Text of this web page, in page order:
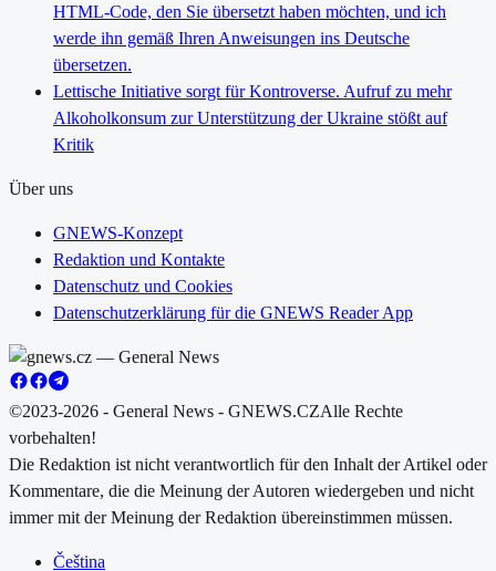
HTML-Code, den Sie übersetzt haben möchten, und ich
werde ihn gemäß Ihren Anweisungen ins Deutsche
übersetzen.
Lettische Initiative sorgt für Kontroverse. Aufruf zu mehr
Alkoholkonsum zur Unterstützung der Ukraine stößt auf
Kritik
Über uns
GNEWS-Konzept
Redaktion und Kontakte
Datenschutz und Cookies
Datenschutzerklärung für die GNEWS Reader App
©2023-2026 - General News - GNEWS.CZAlle Rechte
vorbehalten!
Die Redaktion ist nicht verantwortlich für den Inhalt der Artikel oder
Kommentare, die die Meinung der Autoren wiedergeben und nicht
immer mit der Meinung der Redaktion übereinstimmen müssen.
Čeština